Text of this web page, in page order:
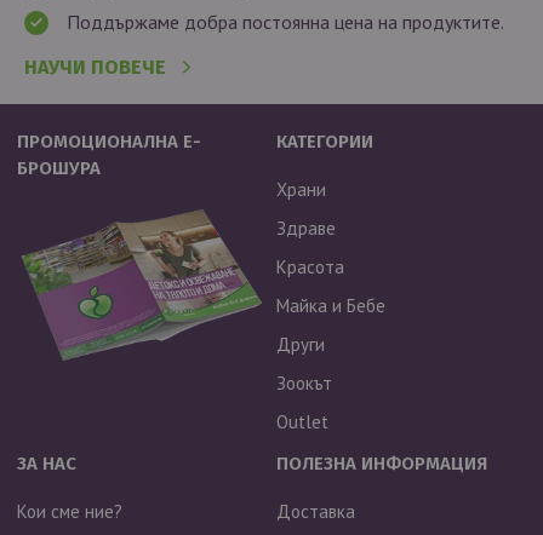
Поддържаме добра постоянна цена на продуктите.
НАУЧИ ПОВЕЧЕ
ПРОМОЦИОНАЛНА Е-
БРОШУРА
КАТЕГОРИИ
Храни
Здраве
Красота
Майка и Бебе
Други
Зоокът
Outlet
ЗА НАС
Кои сме ние?
ПОЛЕЗНА ИНФОРМАЦИЯ
Доставка